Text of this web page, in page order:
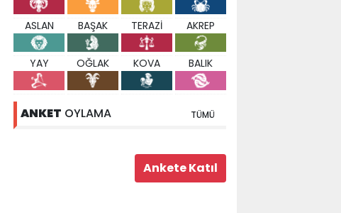
ASLAN BAŞAK TERAZİ AKREP
YAY OĞLAK KOVA BALIK
ANKET OYLAMA TÜMÜ